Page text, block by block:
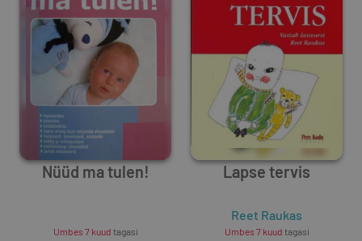
Nüüd ma tulen!
Umbes 7 kuud tagasi
Lapse tervis
Reet Raukas
Umbes 7 kuud tagasi